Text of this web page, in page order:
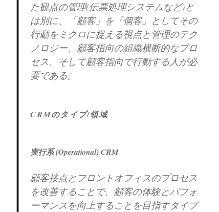
た観点の管理(伝票処理システムなど)と
は別に、「顧客」を「個客」としてその
行動をミクロに捉える視点と管理のテク
ノロジー、顧客指向の組織横断的なプロ
セス、そして顧客指向で行動する人が必
要である。
CRMのタイプ/領域
実行系 (Operational) CRM
顧客接点とフロントオフィスのプロセス
を改善することで、顧客の体験とパフォ
ーマンスを向上することを目指すタイプ